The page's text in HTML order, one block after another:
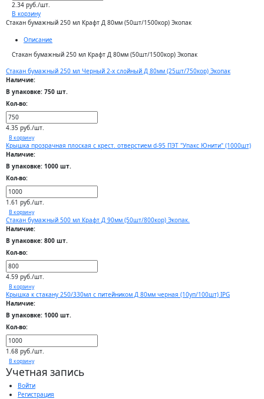
2.34 руб./шт.
В корзину
Стакан бумажный 250 мл Крафт Д 80мм (50шт/1500кор) Экопак
Описание
Стакан бумажный 250 мл Крафт Д 80мм (50шт/1500кор) Экопак
Стакан бумажный 250 мл Черный 2-х слойный Д 80мм (25шт/750кор) Экопак
Наличие:
В упаковке: 750 шт.
Кол-во:
4.35 руб./шт.
В корзину
Крышка прозрачная плоская с крест. отверстием d-95 ПЭТ "Упакс Юнити" (1000шт)
Наличие:
В упаковке: 1000 шт.
Кол-во:
1.61 руб./шт.
В корзину
Стакан бумажный 500 мл Крафт Д 90мм (50шт/800кор) Экопак.
Наличие:
В упаковке: 800 шт.
Кол-во:
4.59 руб./шт.
В корзину
Крышка к стакану 250/330мл с питейником Д 80мм черная (10уп/100шт) IPG
Наличие:
В упаковке: 1000 шт.
Кол-во:
1.68 руб./шт.
В корзину
Учетная запись
Войти
Регистрация